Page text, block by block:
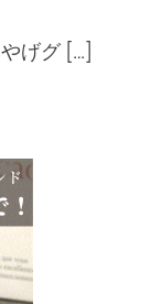
げグ […]